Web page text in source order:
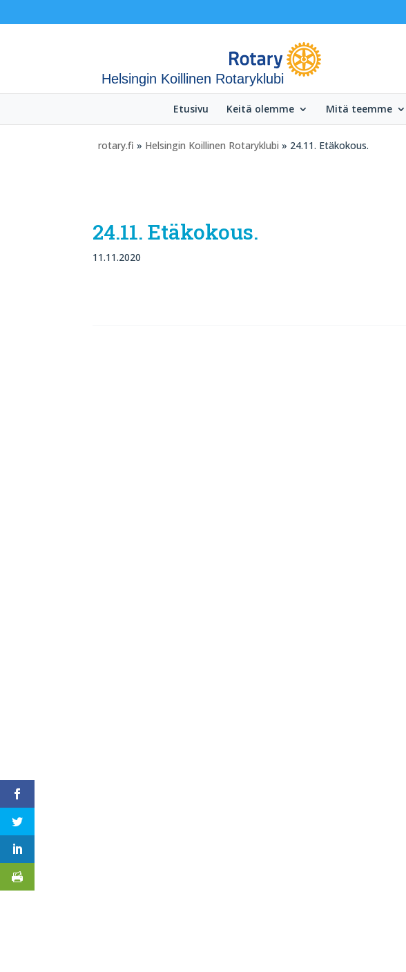
Helsingin Koillinen Rotaryklubi
Etusivu Keitä olemme Mitä teemme
rotary.fi » Helsingin Koillinen Rotaryklubi » 24.11. Etäkokous.
24.11. Etäkokous.
11.11.2020